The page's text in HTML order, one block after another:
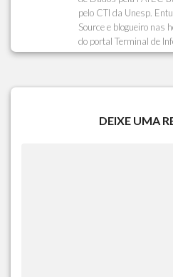
pelo CTI da Unesp.
Source e blogueiro nas
do portal Terminal de
DEIXE UMA